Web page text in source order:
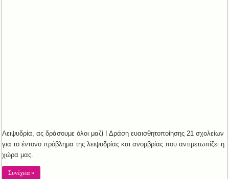
Λειψυδρία, ας δράσουμε όλοι μαζί ! Δράση ευαισθητοποίησης 21 σχολείων
για το έντονο πρόβλημα της λειψυδρίας και ανομβρίας που αντιμετωπίζει η
χώρα μας.
Συνέχεια »